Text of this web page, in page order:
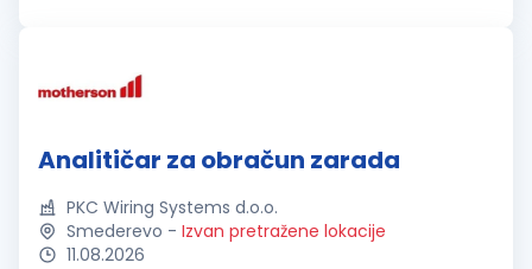
Analitičar za obračun zarada
PKC Wiring Systems d.o.o.
Smederevo - Izvan pretražene lokacije
11.08.2026